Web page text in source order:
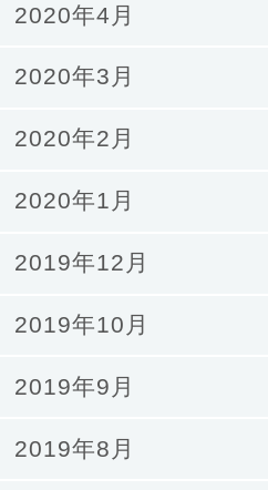
2020年4月
2020年3月
2020年2月
2020年1月
2019年12月
2019年10月
2019年9月
2019年8月